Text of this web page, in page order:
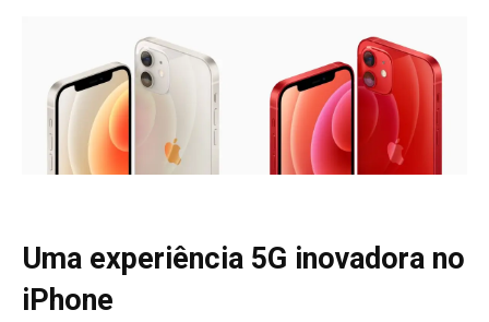
Uma experiência 5G inovadora no
iPhone